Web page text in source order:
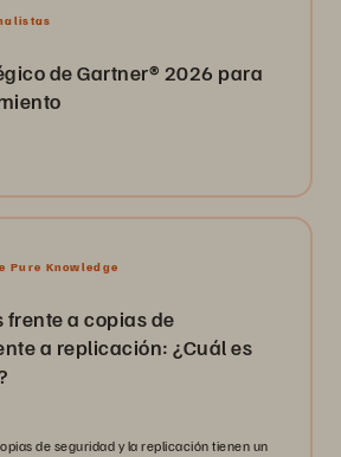
de Gartner® 2026 para
Pure Knowledge
a copias de
a replicación: ¿Cuál es
de seguridad y la replicación tienen un